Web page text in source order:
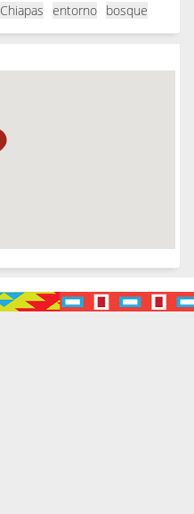
Chiapas entorno bosque